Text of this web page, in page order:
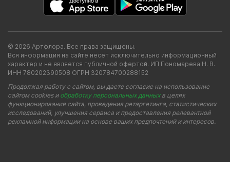
© 2026 Артфлора. Все права защищены.
Вся информация на сайте несет исключительно информационный
характер и не является публичной офертой. ИП Пономарева Н. В.
ИНН 780202390508 ОГРН 320784700288152
Продолжая работу с сайтом, вы даете согласие на использование
сайтом cookies и обработку персональных данныхв целях
функционирования сайта, проведения ретаргетинга, статистических
исследований, улучшения сервиса и предоставления релевантной
рекламной информации на основе ваших предпочтений и интересов.